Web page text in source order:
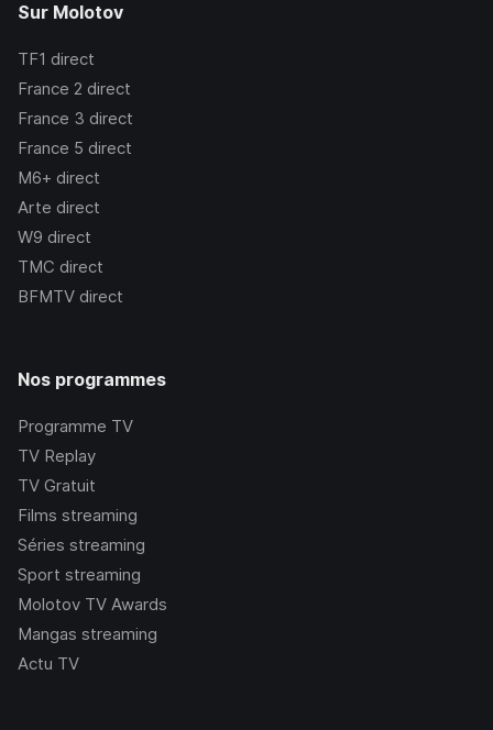
Sur Molotov
TF1 direct
France 2 direct
France 3 direct
France 5 direct
M6+ direct
Arte direct
W9 direct
TMC direct
BFMTV direct
Nos programmes
Programme TV
TV Replay
TV Gratuit
Films streaming
Séries streaming
Sport streaming
Molotov TV Awards
Mangas streaming
Actu TV